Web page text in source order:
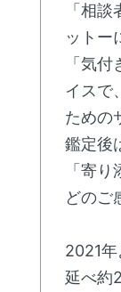
「相
ットー
「気
イスで
ための
鑑定後
「寄
どのご
2021
延べ約